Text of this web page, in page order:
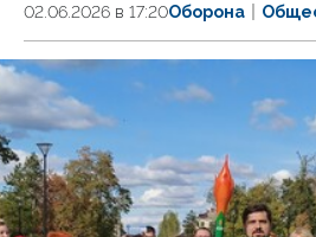
02.06.2026 в 17:20Оборона